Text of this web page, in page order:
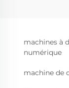
machines à
numérique
machine de